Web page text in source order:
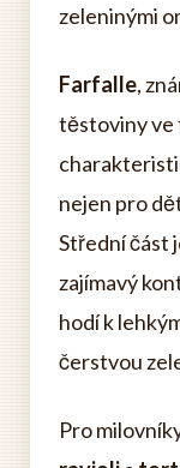
zeleninými
Farfalle,
těstoviny ve
nejen pro
Střední část
zajímavý
hodí k
čerstvou
Pro